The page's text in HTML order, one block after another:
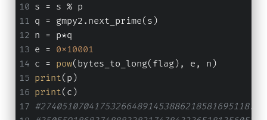
s = s % p
q = gmpy2.next_prime(s)
n = p*q
e = 0x10001
c = pow(bytes_to_long(flag), e, n)
print(p)
print(c)